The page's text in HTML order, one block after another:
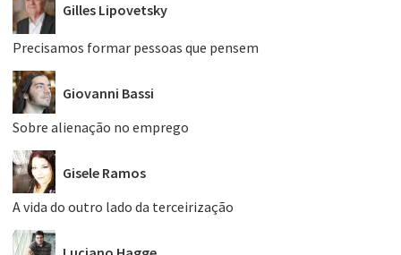
Gilles Lipovetsky
Precisamos formar pessoas que pensem
Giovanni Bassi
Sobre alienação no emprego
Gisele Ramos
A vida do outro lado da terceirização